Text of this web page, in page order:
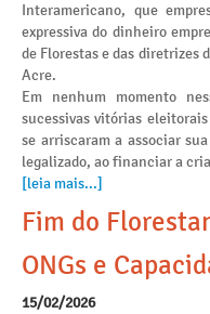
Interamericano, que
expressiva do dinheiro
de Florestas e das diretrizes
Acre.
Em nenhum momento
sucessivas vitórias
se arriscaram a associar
legalizado, ao financiar a
[leia mais...]
Fim do
ONGs e
15/02/2026